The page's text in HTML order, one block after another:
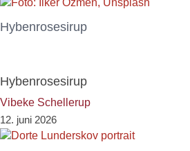
Hybenrosesirup
Hybenrosesirup
Vibeke Schellerup
12. juni 2026